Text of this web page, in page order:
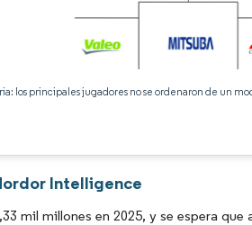
los principales jugadores no se ordenaron de un
Intelligence
mil millones en 2025, y se espera que